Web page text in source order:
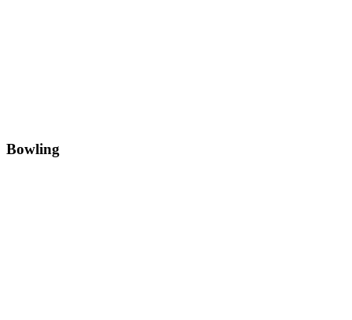
Bowling